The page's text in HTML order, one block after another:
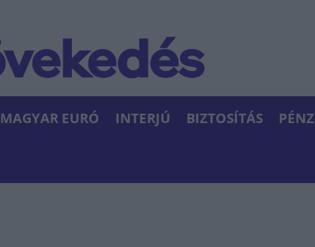
MAGYAR EURÓ INTERJÚ BIZTOSÍTÁS